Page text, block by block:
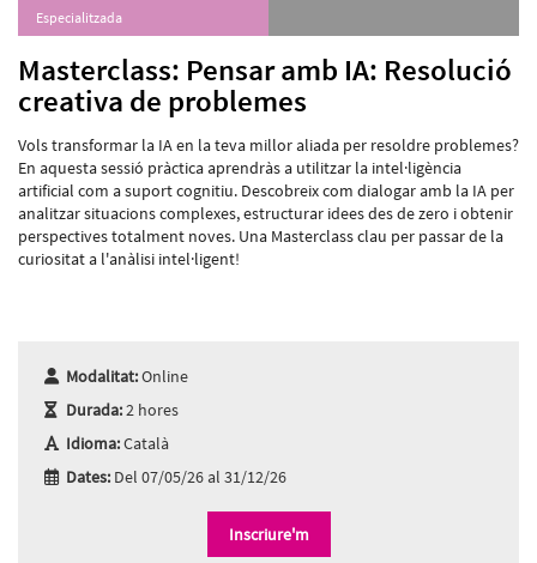
Especialitzada
Masterclass: Pensar amb IA: Resolució
creativa de problemes
Vols transformar la IA en la teva millor aliada per resoldre problemes?
En aquesta sessió pràctica aprendràs a utilitzar la intel·ligència
artificial com a suport cognitiu. Descobreix com dialogar amb la IA per
analitzar situacions complexes, estructurar idees des de zero i obtenir
perspectives totalment noves. Una Masterclass clau per passar de la
curiositat a l'anàlisi intel·ligent!
Modalitat:Online
Durada:2 hores
Idioma:Català
Dates: Del 07/05/26 al 31/12/26
Inscriure'm